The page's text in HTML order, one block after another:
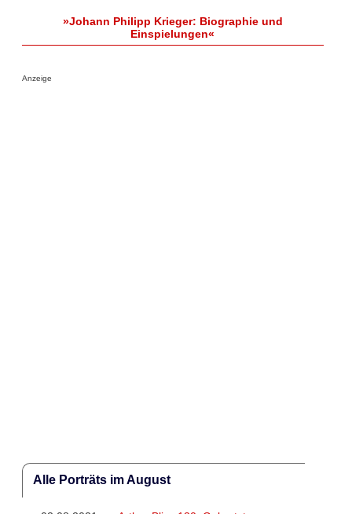
»Johann Philipp Krieger: Biographie und
Einspielungen«
Anzeige
Alle Porträts im August